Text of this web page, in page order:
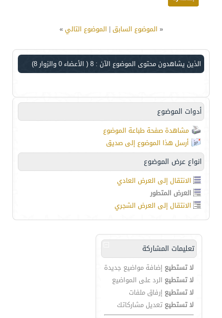
« الموضوع السابق| الموضوع التالي»
الذين يشاهدون محتوى الموضوع الآن : 8 ( الأعضاء 0 والزوار 8)
أدوات الموضوع
مشاهدة صفحة طباعة الموضوع
أرسل هذا الموضوع إلى صديق
انواع عرض الموضوع
الانتقال إلى العرض العادي
العرض المتطور
الانتقال إلى العرض الشجري
تعليمات المشاركة
لا تستطيع إضافة مواضيع جديدة
لا تستطيع الرد على المواضيع
لا تستطيع إرفاق ملفات
لا تستطيع تعديل مشاركاتك